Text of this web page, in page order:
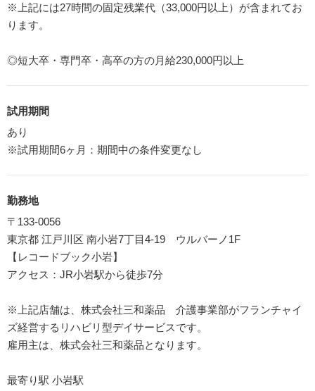
※上記には27時間の固定残業代（33,000円以上）が含まれてお
ります。
◎短大卒・専門卒・高卒の方の月給230,000円以上
試用期間
あり
※試用期間6ヶ月：期間中の条件変更なし
勤務地
〒133-0056
東京都 江戸川区 南小岩7丁目4-19 ウルバーノ1F
【レコードブック小岩】
アクセス：JR小岩駅から徒歩7分
※上記店舗は、株式会社三和薬品 介護事業部がフランチャイ
ズ経営するリハビリ型デイサービスです。
雇用主は、株式会社三和薬品となります。
最寄り駅 小岩駅